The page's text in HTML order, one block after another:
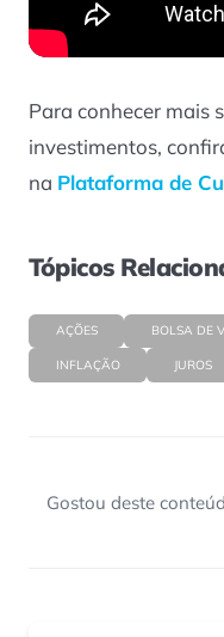
Para conhecer mais
investimentos,
na Plataforma de
Tópicos
AÇÕES BOLSA DE
INFLAÇÃO JUROS
Gostou deste